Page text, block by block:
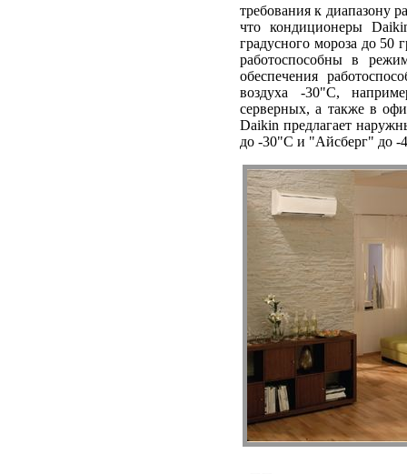
требования к диапазону
что кондиционеры
градусного мороза до
работоспособны в
обеспечения
воздуха -30"C,
серверных, а также в
Daikin предлагает
до -30"C и "Айсберг" до -